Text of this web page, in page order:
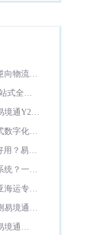
向物流如
式全场
境通Y2系
数字化运
用？易境
统？一站
海运专线
易境通
境通